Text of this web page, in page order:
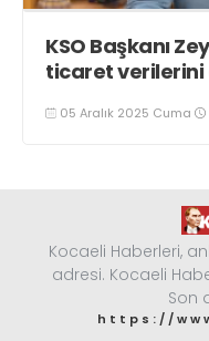
KSO Başkanı
ticaret
05 Aralık 2025 Cuma
Kocaeli Haberleri,
adresi. Kocaeli
Son
https://